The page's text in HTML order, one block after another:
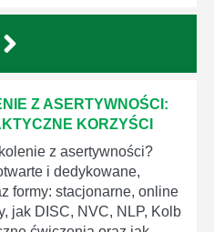
Z ASERTYWNOŚCI:
KORZYŚCI
z asertywności?
i dedykowane,
formy: stacjonarne, online
jak DISC, NVC, NLP, Kolb